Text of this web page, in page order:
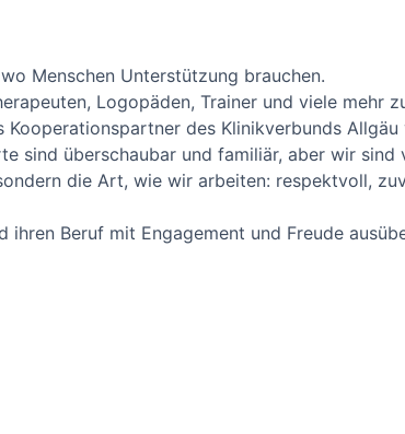
Menschen Unterstützung brauchen.
Logopäden, Trainer und viele mehr
des Klinikverbunds
sind überschaubar und familiär, aber wir sind
die Art, wie wir arbeiten: respektvoll,
Beruf mit Engagement und Freude